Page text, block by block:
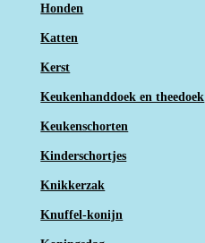
Honden
Katten
Kerst
Keukenhanddoek en theedoek
Keukenschorten
Kinderschortjes
Knikkerzak
Knuffel-konijn